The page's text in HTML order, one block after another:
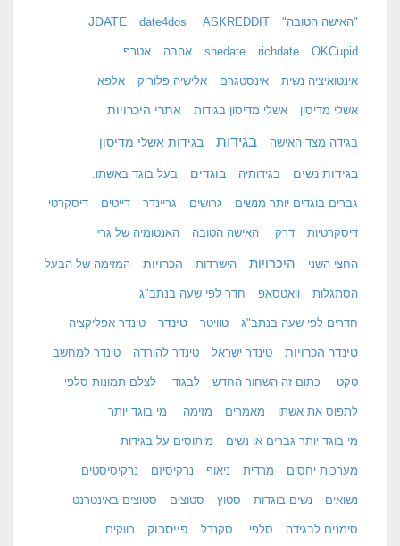
"האישה הטובה" ASKREDDIT
date4dos
JDATE
OKCupid
richdate
shedate אהבה אטרף
אינטואיציה נשית אינסטגרם אלישיה פלוריק אלפא
אשלי מדיסון אשלי מדיסון בגידות אתרי היכרויות
בגידה מצד האישה בגידות בגידות אשלי מדיסון
בגידות נשים בגידותיה בוגדים בעל בוגד באשתו.
גברים בוגדים יותר מנשים גרושים גריינדר דייטים דיסקרטי
דיסקרטיות דרק האישה הטובה האנטומיה של גריי
החצי השני היכרויות הישרדות הכרויות המזימה של הבעל
הסתגלות וואטסאפ חדר לפי שעה בנתב"ג
חדרים לפי שעה בנתב"ג טוויטר טינדר טינדר אפליקציה
טינדר הכרויות טינדר ישראל טינדר להורדה טינדר למחשב
טקט כתום זה השחור החדש לבגוד לצלם תמונות סלפי
לתפוס את אשתו מאמרים מזימה מי בוגד יותר
מי בוגד יותר גברים או נשים מיתוסים על בגידות
מערכות יחסים מרדית ניאוף נרקיסיזם נרקיסיסטים
נשואים נשים בוגדות סטוץ סטוצים סטוצים באינטרנט
סימנים לבגידה סלפי סקנדל פייסבוק רווקים